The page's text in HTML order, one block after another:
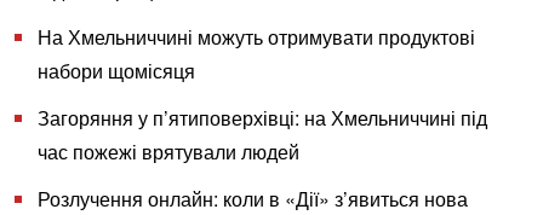
На Хмельниччині можуть отримувати продуктові
набори щомісяця
Загоряння у п’ятиповерхівці: на Хмельниччині під
час пожежі врятували людей
Розлучення онлайн: коли в «Дії» з’явиться нова